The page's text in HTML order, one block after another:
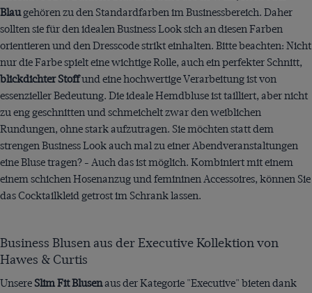
Blaugehören zu den Standardfarben im Businessbereich. Daher
sollten sie für den idealen Business Look sich an diesen Farben
orientieren und den Dresscode strikt einhalten. Bitte beachten: Nicht
nur die Farbe spielt eine wichtige Rolle, auch ein perfekter Schnitt,
blickdichter Stoffund eine hochwertige Verarbeitung ist von
essenzieller Bedeutung. Die ideale Hemdbluse ist tailliert, aber nicht
zu eng geschnitten und schmeichelt zwar den weiblichen
Rundungen, ohne stark aufzutragen. Sie möchten statt dem
strengen Business Look auch mal zu einer Abendveranstaltungen
eine Bluse tragen? - Auch das ist möglich. Kombiniert mit einem
einem schichen Hosenanzug und femininen Accessoires, können Sie
das Cocktailkleid getrost im Schrank lassen.
Business Blusen aus der Executive Kollektion von
Hawes & Curtis
Unsere Slim Fit Blusenaus der Kategorie "Executive" bieten dank